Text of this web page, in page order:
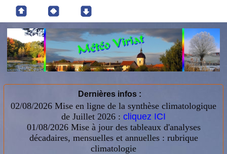
Dernières infos :
02/08/2026 Mise en ligne de la synthèse climatologique
de Juillet 2026 : cliquez ICI
01/08/2026 Mise à jour des tableaux d'analyses
décadaires, mensuelles et annuelles : rubrique
climatologie